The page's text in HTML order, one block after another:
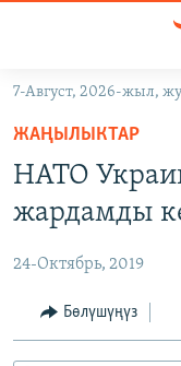
Навигацияга
өтүңүз
Издөөгө
салыңыз
ЭКОНОМИКА
МАДАНИЯТ
БОРБОР АЗИЯ
УКРАИНА
АТАЙЫН ИЛИКТӨӨ
ТВ ПРОГРАММАЛАР
7-Август, 2026-жыл,
ЖАҢЫЛЫКТАР
НАТО
жардамды
24-Октябрь, 2019
Бөлүшүңүз